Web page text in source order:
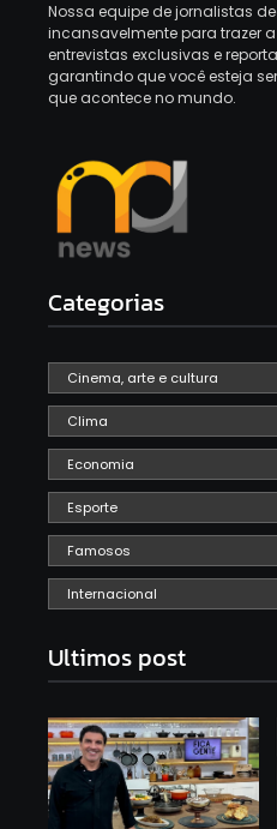
Nossa equipe de jornalistas
incansavelmente para trazer
entrevistas exclusivas e
garantindo que você esteja
que acontece no mundo.
Categorias
Cinema, arte e cultura
Clima
Economia
Esporte
Famosos
Internacional
Ultimos post